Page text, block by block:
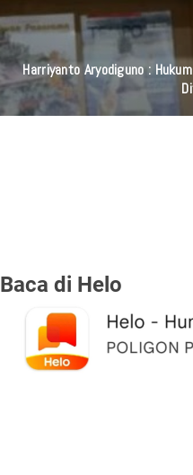
Harriyanto Aryodiguno :
Baca di Helo